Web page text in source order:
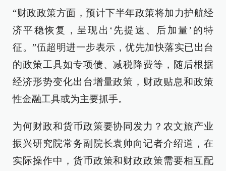
“财政政策方面，预计下半年政策将加力护航经
济平稳恢复，呈现出‘先提速、后加量’的特
征。”伍超明进一步表示，优先加快落实已出台
的政策工具如专项债、减税降费等，随后根据
经济形势变化出台增量政策，财政贴息和政策
性金融工具或为主要抓手。
为何财政和货币政策要协同发力？农文旅产业
振兴研究院常务副院长袁帅向记者介绍道，在
实际操作中，货币政策和财政政策需要相互配